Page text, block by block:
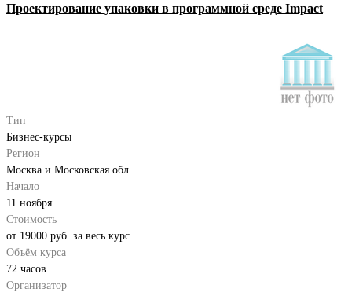
Проектирование упаковки в программной среде Impact
Тип
Бизнес-курсы
Регион
Москва и Московская обл.
Начало
11 ноября
Стоимость
от 19000 руб. за весь курс
Объём курса
72 часов
Организатор